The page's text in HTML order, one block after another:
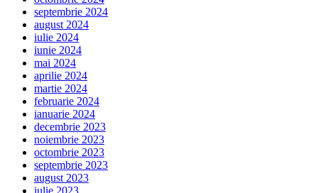
septembrie 2024
august 2024
iulie 2024
iunie 2024
mai 2024
aprilie 2024
martie 2024
februarie 2024
ianuarie 2024
decembrie 2023
noiembrie 2023
octombrie 2023
septembrie 2023
august 2023
iulie 2023